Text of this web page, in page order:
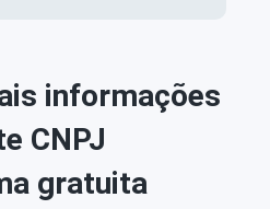
informações
CNPJ
gratuita